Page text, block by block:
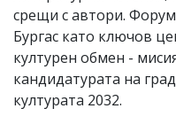
срещи с автори.
Бургас като ключов
културен обмен -
кандидатурата на
културата 2032.